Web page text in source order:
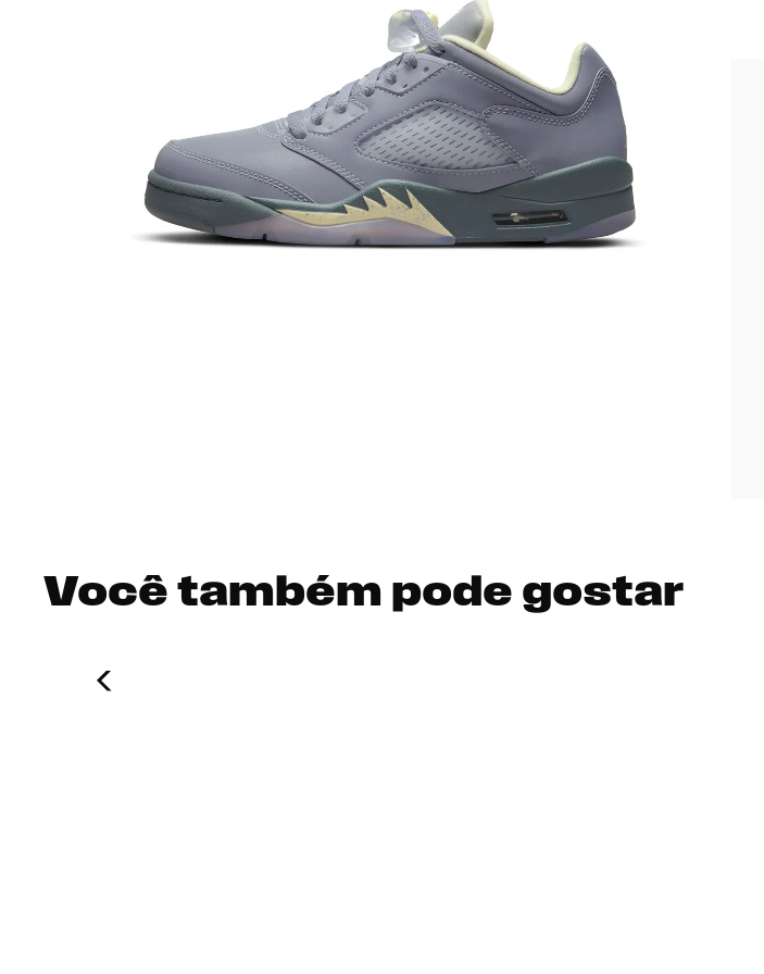
Você também pode gostar